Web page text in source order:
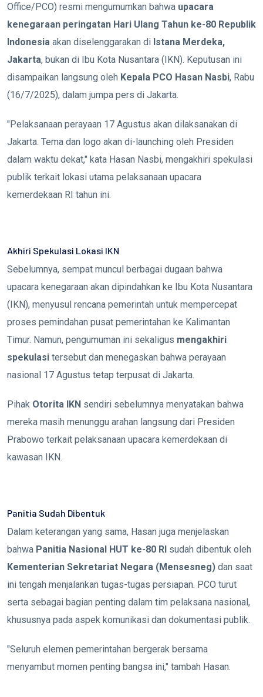
Office/PCO) resmi mengumumkan bahwa upacara
kenegaraan peringatan Hari Ulang Tahun ke-80 Republik
Indonesia akan diselenggarakan di Istana Merdeka,
Jakarta, bukan di Ibu Kota Nusantara (IKN). Keputusan ini
disampaikan langsung oleh Kepala PCO Hasan Nasbi, Rabu
(16/7/2025), dalam jumpa pers di Jakarta.
"Pelaksanaan perayaan 17 Agustus akan dilaksanakan di
Jakarta. Tema dan logo akan di-launching oleh Presiden
dalam waktu dekat," kata Hasan Nasbi, mengakhiri spekulasi
publik terkait lokasi utama pelaksanaan upacara
kemerdekaan RI tahun ini.
Akhiri Spekulasi Lokasi IKN
Sebelumnya, sempat muncul berbagai dugaan bahwa
upacara kenegaraan akan dipindahkan ke Ibu Kota Nusantara
(IKN), menyusul rencana pemerintah untuk mempercepat
proses pemindahan pusat pemerintahan ke Kalimantan
Timur. Namun, pengumuman ini sekaligus mengakhiri
spekulasi tersebut dan menegaskan bahwa perayaan
nasional 17 Agustus tetap terpusat di Jakarta.
Pihak Otorita IKN sendiri sebelumnya menyatakan bahwa
mereka masih menunggu arahan langsung dari Presiden
Prabowo terkait pelaksanaan upacara kemerdekaan di
kawasan IKN.
Panitia Sudah Dibentuk
Dalam keterangan yang sama, Hasan juga menjelaskan
bahwa Panitia Nasional HUT ke-80 RI sudah dibentuk oleh
Kementerian Sekretariat Negara (Mensesneg) dan saat
ini tengah menjalankan tugas-tugas persiapan. PCO turut
serta sebagai bagian penting dalam tim pelaksana nasional,
khususnya pada aspek komunikasi dan dokumentasi publik.
"Seluruh elemen pemerintahan bergerak bersama
menyambut momen penting bangsa ini," tambah Hasan.